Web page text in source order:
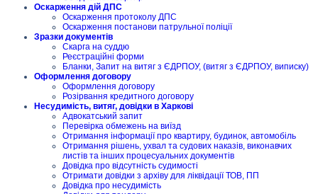
Оскарження дій ДПС
Оскарження протоколу ДПС
Оскарження постанови патрульної поліції
Зразки документів
Скарга на суддю
Реєстраційні форми
Бланки, Запит на витяг з ЄДРПОУ, (витяг з ЄДРПОУ, виписку)
Оформлення договору
Оформлення договору
Розірвання кредитного договору
Несудимість, витяг, довідки в Харкові
Адвокатський запит
Перевірка обмежень на виїзд
Отримання інформації про квартиру, будинок, автомобіль
Отримання рішень, ухвал та судових наказів, виконавчих
листів та інших процесуальних документів
Довідка про відсутність судимості
Отримати довідки з архіву для ліквідації ТОВ, ПП
Довідка про несудимість